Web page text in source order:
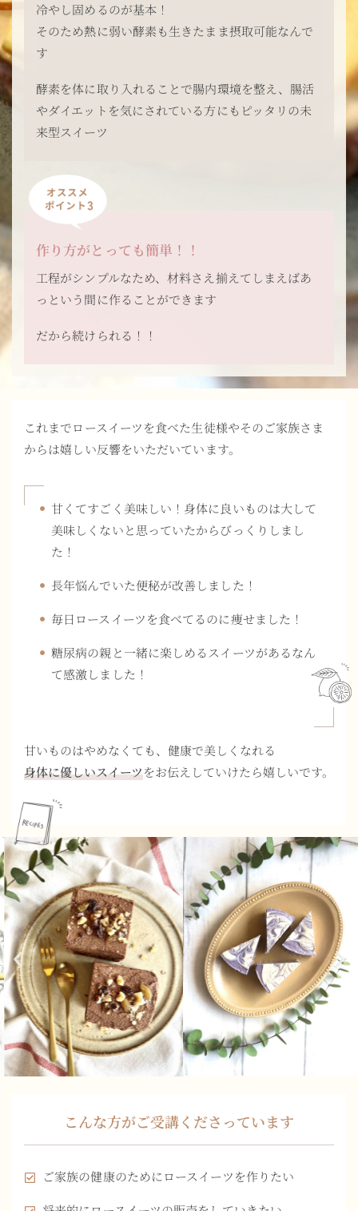
冷やし固めるのが基本！
そのため熱に弱い酵素も生きたまま摂取可能なんで
す
酵素を体に取り入れることで腸内環境を整え、腸活
やダイエットを気にされている方にもピッタリの未
来型スイーツ
作り方がとっても簡単！！
工程がシンプルなため、材料さえ揃えてしまえばあ
っという間に作ることができます
だから続けられる！！
これまでロースイーツを食べた生徒様やそのご家族さま
からは嬉しい反響をいただいています。
甘くてすごく美味しい！身体に良いものは大して
美味しくないと思っていたからびっくりしまし
た！
長年悩んでいた便秘が改善しました！
毎日ロースイーツを食べてるのに痩せました！
糖尿病の親と一緒に楽しめるスイーツがあるなん
て感激しました！
甘いものはやめなくても、健康で美しくなれる
身体に優しいスイーツをお伝えしていけたら嬉しいです。
こんな方がご受講くださっています
ご家族の健康のためにロースイーツを作りたい